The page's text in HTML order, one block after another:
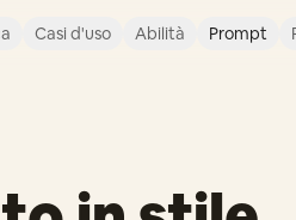
Casi d'uso Abilità Prompt